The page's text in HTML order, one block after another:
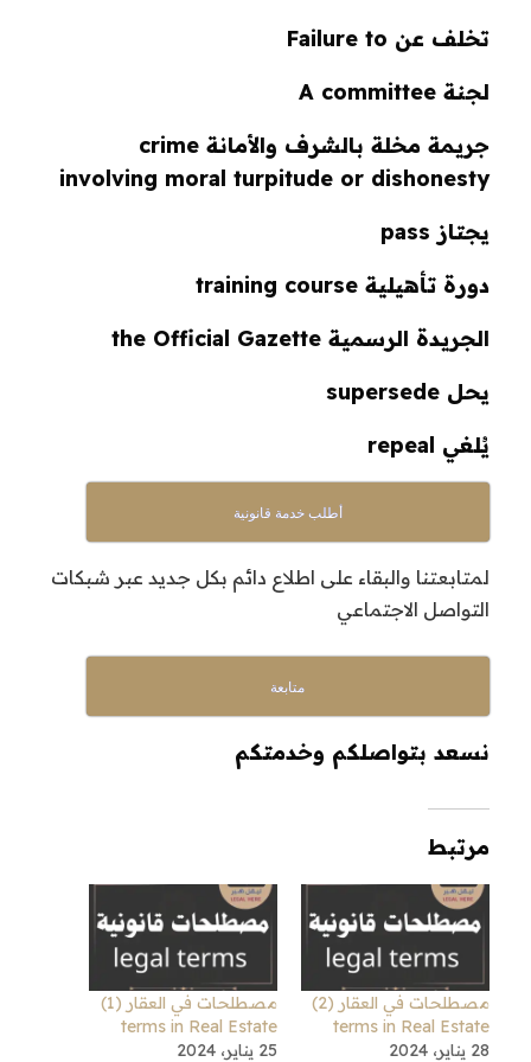
تخلف عن Failure to
لجنة A committee
جريمة مخلة بالشرف والأمانة crime
involving moral turpitude or dishonesty
يجتاز pass
دورة تأهيلية training course
الجريدة الرسمية the Official Gazette
يحل supersede
يُلغي repeal
أطلب خدمة قانونية
لمتابعتنا والبقاء على اطلاع دائم بكل جديد عبر شبكات
التواصل الاجتماعي
متابعة
نسعد بتواصلكم وخدمتكم
مرتبط
مصطلحات في العقار (2)
terms in Real Estate
28 يناير، 2024
مصطلحات في العقار (1)
terms in Real Estate
25 يناير، 2024